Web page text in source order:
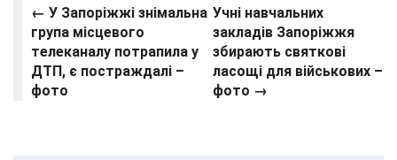
← У Запоріжжі знімальна
група місцевого
телеканалу потрапила у
ДТП, є постраждалі –
фото
Учні навчальних
закладів Запоріжжя
збирають святкові
ласощі для військових –
фото →